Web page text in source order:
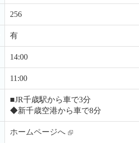
256
有
14:00
11:00
■JR千歳駅から車で3分
◆新千歳空港から車で8分
ホームページへ